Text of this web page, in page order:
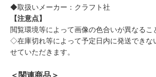
◆取扱いメーカー：クラフト社
【注意点】
閲覧環境等によって画像の色合いが異なるこ
◇在庫切れ等によって予定日内に発送できな
せていただきます。
＜関連商品＞